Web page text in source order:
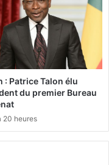
: Patrice Talon élu
du premier Bureau
20 heures